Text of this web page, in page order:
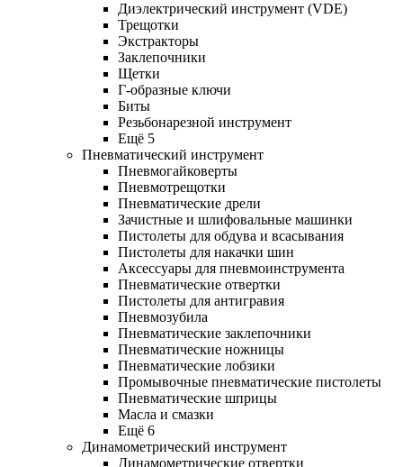
Диэлектрический инструмент (VDE)
Трещотки
Экстракторы
Заклепочники
Щетки
Г-образные ключи
Биты
Резьбонарезной инструмент
Ещё 5
Пневматический инструмент
Пневмогайковерты
Пневмотрещотки
Пневматические дрели
Зачистные и шлифовальные машинки
Пистолеты для обдува и всасывания
Пистолеты для накачки шин
Аксессуары для пневмоинструмента
Пневматические отвертки
Пистолеты для антигравия
Пневмозубила
Пневматические заклепочники
Пневматические ножницы
Пневматические лобзики
Промывочные пневматические пистолеты
Пневматические шприцы
Масла и смазки
Ещё 6
Динамометрический инструмент
Динамометрические отвертки